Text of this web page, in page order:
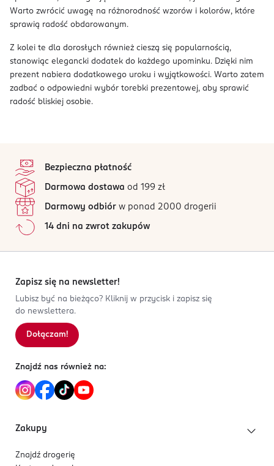
Warto zwrócić uwagę na różnorodność wzorów i kolorów, które
sprawią radość obdarowanym.
Z kolei te dla dorosłych również cieszą się popularnością,
stanowiąc elegancki dodatek do każdego upominku. Dzięki nim
prezent nabiera dodatkowego uroku i wyjątkowości. Warto zatem
zadbać o odpowiedni wybór torebki prezentowej, aby sprawić
radość bliskiej osobie.
Bezpieczna płatność
Darmowa dostawa od 199 zł
Darmowy odbiór w ponad 2000 drogerii
14 dni na zwrot zakupów
Zapisz się na newsletter!
Lubisz być na bieżąco? Kliknij w przycisk i zapisz się
do newslettera.
Dołączam!
Znajdź nas również na:
Zakupy
Znajdź drogerię